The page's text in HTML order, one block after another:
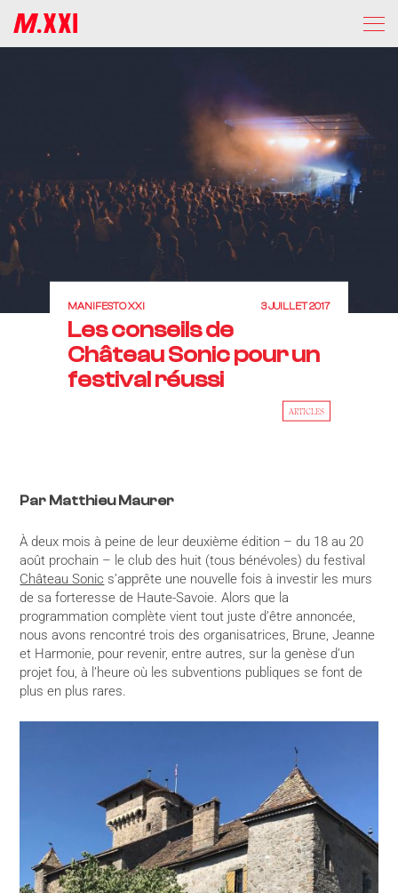
MANIFESTO XXI 3 JUILLET 2017
Les conseils de
Château Sonic pour un
festival réussi
ARTICLES
Par Matthieu Maurer
À deux mois à peine de leur deuxième édition – du 18 au 20
août prochain – le club des huit (tous bénévoles) du festival
Château Sonic s’apprête une nouvelle fois à investir les murs
de sa forteresse de Haute-Savoie. Alors que la
programmation complète vient tout juste d’être annoncée,
nous avons rencontré trois des organisatrices, Brune, Jeanne
et Harmonie, pour revenir, entre autres, sur la genèse d’un
projet fou, à l’heure où les subventions publiques se font de
plus en plus rares.